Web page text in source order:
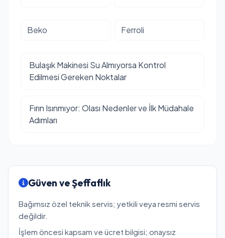
Beko Ferroli
Bulaşık Makinesi Su Almıyorsa Kontrol
Edilmesi Gereken Noktalar
Fırın Isınmıyor: Olası Nedenler ve İlk Müdahale
Adımları
Güven ve Şeffaflık
Bağımsız özel teknik servis; yetkili veya resmi servis
değildir.
İşlem öncesi kapsam ve ücret bilgisi; onaysız